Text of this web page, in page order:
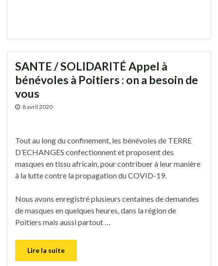
SANTE / SOLIDARITÉ Appel à
bénévoles à Poitiers : on a besoin de
vous
8 avril 2020
Tout au long du confinement, les bénévoles de TERRE
D’ECHANGES confectionnent et proposent des
masques en tissu africain, pour contribuer à leur manière
à la lutte contre la propagation du COVID-19.
Nous avons enregistré plusieurs centaines de demandes
de masques en quelques heures, dans la région de
Poitiers mais aussi partout …
Lire la suite